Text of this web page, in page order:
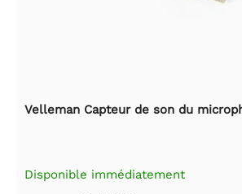
Velleman Capteur de son du
Disponible immédiatement